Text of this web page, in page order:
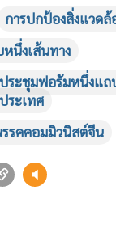
ร้อมที่จะจับมือกับพ
การปกป้องสิ่งแวดล้
นึ่งเส้นทาง
ระชุมฟอรัมหนึ่งแถ
ระเทศ
รคคอมมิวนิสต์จีน